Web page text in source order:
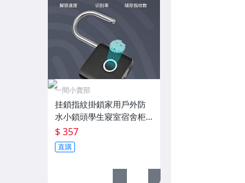
一間小賣部
挂鎖指紋掛鎖家用戶外防
水小鎖頭學生寢室宿舍柜
子儲物柜子防盜鎖 現貨
$ 357
直購